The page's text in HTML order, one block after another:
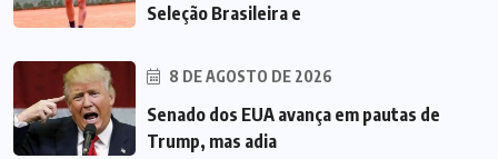
Seleção Brasileira e
8 DE AGOSTO DE 2026
Senado dos EUA avança em pautas de
Trump, mas adia